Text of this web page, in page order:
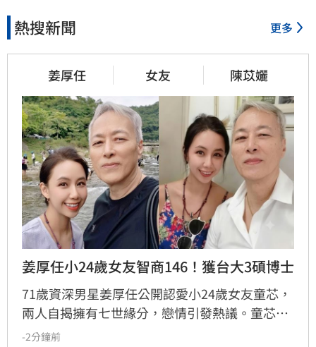
熱搜新聞 更多
姜厚任 女友 陳苡孋
姜厚任小24歲女友智商146！獲台大3碩博士
71歲資深男星姜厚任公開認愛小24歲女友童芯，
兩人自揭擁有七世緣分，戀情引發熱議。童芯被
譽為全方位學霸，擁有146高智商，不僅取得台
-2分鐘前